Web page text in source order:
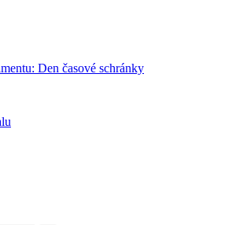
Den časové schránky